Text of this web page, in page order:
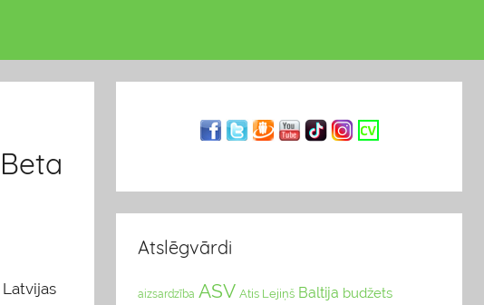
Atslēgvārdi
aizsardzība ASV Atis Lejiņš Baltija budžets